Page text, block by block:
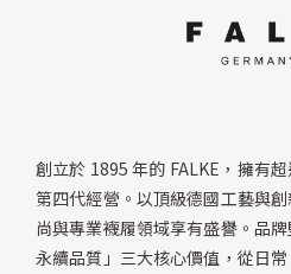
創立於 1895 年的 FALKE，擁有
第四代經營。以頂級德國工藝與
尚與專業襪履領域享有盛譽。品
永續品質」三大核心價值，從日